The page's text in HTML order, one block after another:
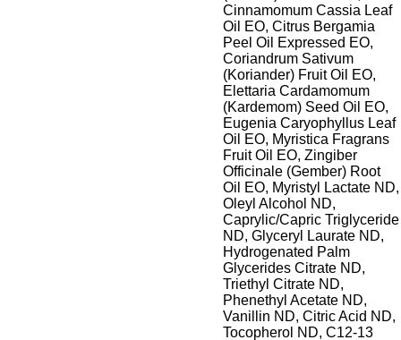
Cinnamomum Cassia Leaf
Oil EO, Citrus Bergamia
Peel Oil Expressed EO,
Coriandrum Sativum
(Koriander) Fruit Oil EO,
Elettaria Cardamomum
(Kardemom) Seed Oil EO,
Eugenia Caryophyllus Leaf
Oil EO, Myristica Fragrans
Fruit Oil EO, Zingiber
Officinale (Gember) Root
Oil EO, Myristyl Lactate ND,
Oleyl Alcohol ND,
Caprylic/Capric Triglyceride
ND, Glyceryl Laurate ND,
Hydrogenated Palm
Glycerides Citrate ND,
Triethyl Citrate ND,
Phenethyl Acetate ND,
Vanillin ND, Citric Acid ND,
Tocopherol ND, C12-13